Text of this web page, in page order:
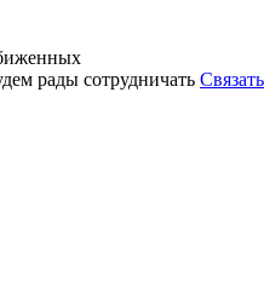
рады сотрудничать